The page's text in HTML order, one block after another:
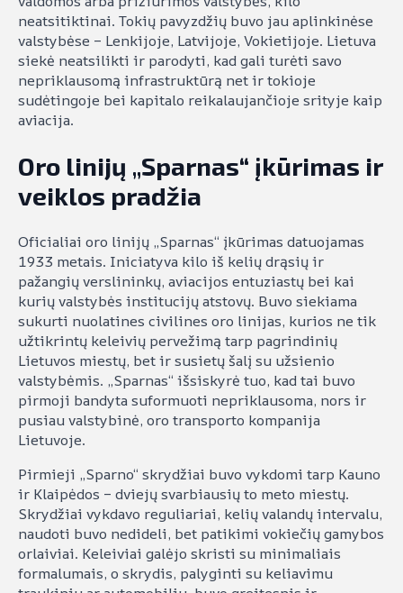
neatsitiktinai. Tokių pavyzdžių buvo jau aplinkinėse
valstybėse – Lenkijoje, Latvijoje, Vokietijoje. Lietuva
siekė neatsilikti ir parodyti, kad gali turėti savo
nepriklausomą infrastruktūrą net ir tokioje
sudėtingoje bei kapitalo reikalaujančioje srityje kaip
aviacija.
Oro linijų „Sparnas“ įkūrimas ir
veiklos pradžia
Oficialiai oro linijų „Sparnas“ įkūrimas datuojamas
1933 metais. Iniciatyva kilo iš kelių drąsių ir
pažangių verslininkų, aviacijos entuziastų bei kai
kurių valstybės institucijų atstovų. Buvo siekiama
sukurti nuolatines civilines oro linijas, kurios ne tik
užtikrintų keleivių pervežimą tarp pagrindinių
Lietuvos miestų, bet ir susietų šalį su užsienio
valstybėmis. „Sparnas“ išsiskyrė tuo, kad tai buvo
pirmoji bandyta suformuoti nepriklausoma, nors ir
pusiau valstybinė, oro transporto kompanija
Lietuvoje.
Pirmieji „Sparno“ skrydžiai buvo vykdomi tarp Kauno
ir Klaipėdos – dviejų svarbiausių to meto miestų.
Skrydžiai vykdavo reguliariai, kelių valandų intervalu,
naudoti buvo nedideli, bet patikimi vokiečių gamybos
orlaiviai. Keleiviai galėjo skristi su minimaliais
formalumais, o skrydis, palyginti su keliavimu